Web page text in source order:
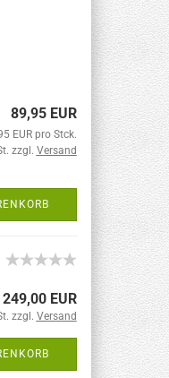
89,95 EUR
EUR pro Stck.
zzgl. Versand
249,00 EUR
zzgl. Versand